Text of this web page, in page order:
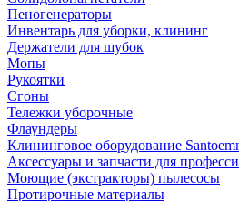
Пеногенераторы
Инвентарь для уборки, клининг
Держатели для шубок
Мопы
Рукоятки
Сгоны
Тележки уборочные
Флаундеры
Клининговое оборудование
Аксессуары и запчасти для
Моющие (экстракторы) пылесосы
Протирочные материалы